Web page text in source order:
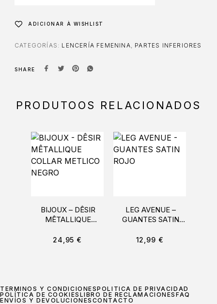
ADICIONAR À WISHLIST
CATEGORÍAS: LENCERÍA FEMENINA PARTES INFERIORES
SHARE
PRODUTOOS RELACIONADOS
BIJOUX – DÊSIR
MÊTALLIQUE
NEGRO
24,95 €
LEG AVENUE –
GUANTES SATIN
12,99 €
TÉRMINOS Y CONDICIONESPOLÍTICA DE PRIVACIDAD
POLÍTICA DE COOKIES LIBRO DE RECLAMACIONES FAQ
ENVÍOS Y DEVOLUCIONES CONTACTO